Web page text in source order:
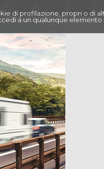
di profilazione, propri o di
a un qualunque